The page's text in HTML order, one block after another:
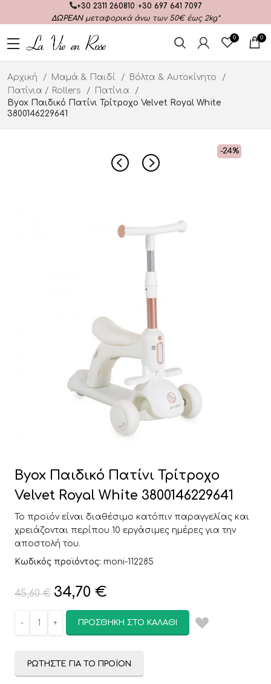
+30 2311 260810 +30 697 641 7097
ΔΩΡΕΑΝμεταφορικά άνω των 50€ έως 2kg*
0 0
Αρχική Μαμά & Παιδί
Βόλτα & Αυτοκίνητο
Πατίνια / Rollers
Πατίνια
Byox Παιδικό Πατίνι Τρίτροχο Velvet Royal White
3800146229641
-24%
Byox Παιδικό Πατίνι Τρίτροχο
Velvet Royal White 3800146229641
Το προϊόν είναι διαθέσιμο κατόπιν παραγγελίας και
χρειάζονται περίπου 10 εργάσιμες ημέρες για την
αποστολή του.
Κωδικός προϊόντος: moni-112285
45,60€ 34,70 €
ΠΡΟΣΘΉΚΗ ΣΤΟ ΚΑΛΆΘΙ
ΡΩΤΉΣΤΕ ΓΙΑ ΤΟ ΠΡΟΪΌΝ